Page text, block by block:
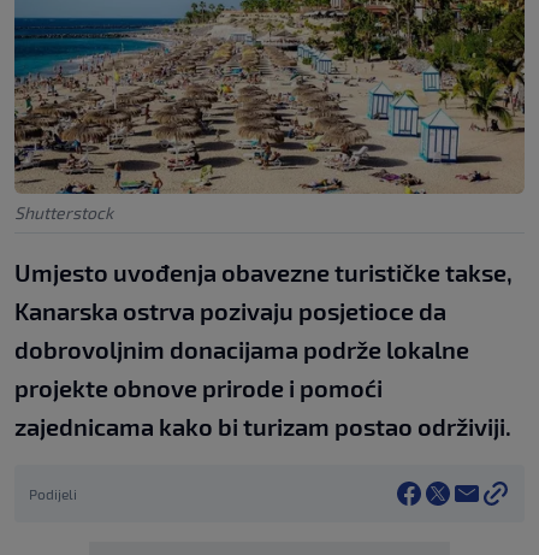
Shutterstock
Umjesto uvođenja obavezne turističke takse,
Kanarska ostrva pozivaju posjetioce da
dobrovoljnim donacijama podrže lokalne
projekte obnove prirode i pomoći
zajednicama kako bi turizam postao održiviji.
Podijeli